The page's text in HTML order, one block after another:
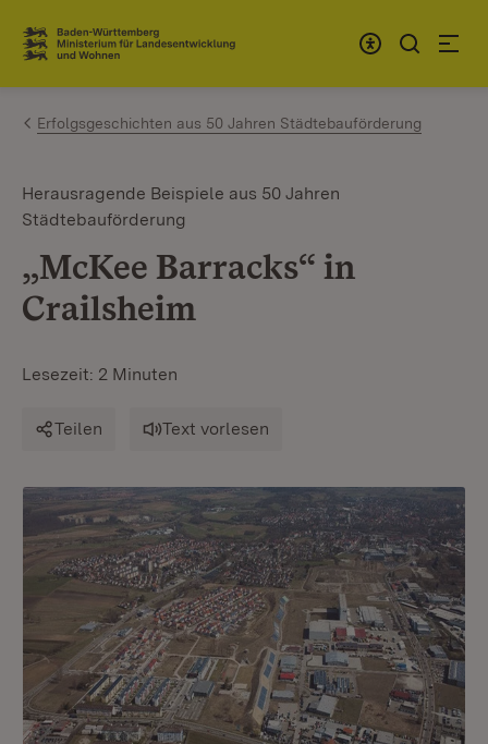
Zum Inhalt springen
Link zur Startseite
Erfolgsgeschichten aus 50 Jahren Städtebauförderung
Herausragende Beispiele aus 50 Jahren
Städtebauförderung
„McKee Barracks“ in
Crailsheim
Lesezeit: 2 Minuten
Teilen Text vorlesen